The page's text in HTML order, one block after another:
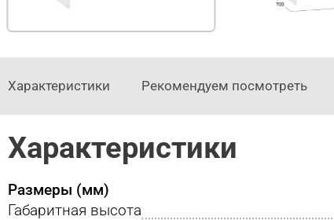
Характеристики Рекомендуем посмотреть
Характеристики
Размеры (мм)
Габаритная высота